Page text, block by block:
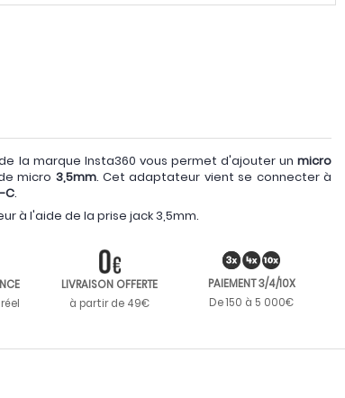
la marque Insta360 vous permet d'ajouter un micro
micro 3,5mm. Cet adaptateur vient se connecter à
C.
à l'aide de la prise jack 3,5mm.
LIVRAISON OFFERTE
à partir de 49€
PAIEMENT 3/4/10X
De 150 à 5 000€